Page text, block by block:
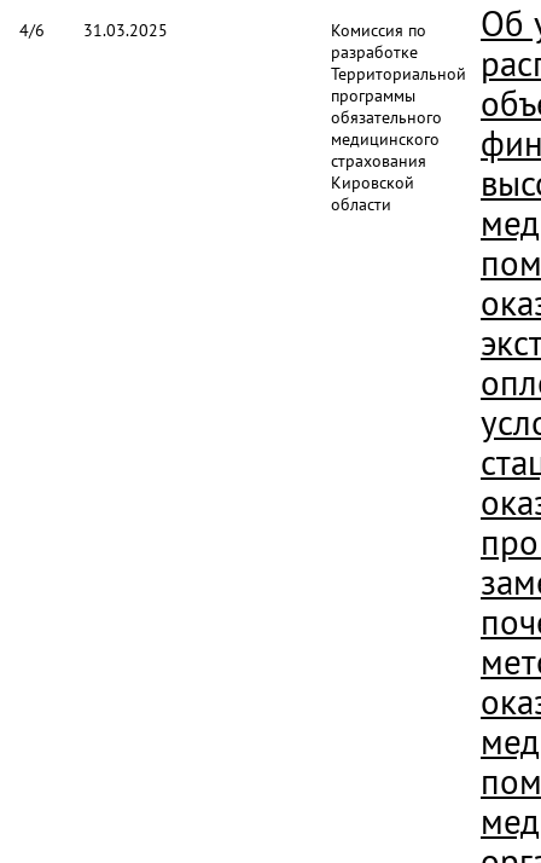
4/6 31.03.2025
Комиссия по
разработке
Территориальной
программы
обязательного
медицинского
страхования
Кировской
области
Об